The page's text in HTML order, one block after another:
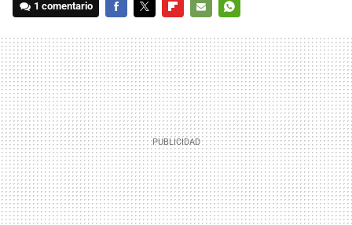
1 comentario
MAIL